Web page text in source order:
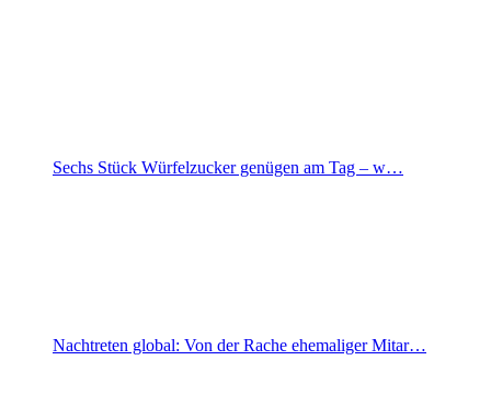
Sechs Stück Würfelzucker genügen am Tag – w…
Nachtreten global: Von der Rache ehemaliger Mitar…